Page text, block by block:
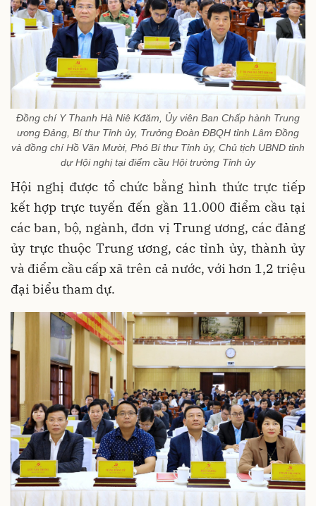
Đồng chí Y Thanh Hà Niê Kđăm, Ủy viên Ban Chấp hành Trung
ương Đảng, Bí thư Tỉnh ủy, Trưởng Đoàn ĐBQH tỉnh Lâm Đồng
và đồng chí Hồ Văn Mười, Phó Bí thư Tỉnh ủy, Chủ tịch UBND tỉnh
dự Hội nghị tại điểm cầu Hội trường Tỉnh ủy
Hội nghị được tổ chức bằng hình thức trực tiếp
kết hợp trực tuyến đến gần 11.000 điểm cầu tại
các ban, bộ, ngành, đơn vị Trung ương, các đảng
ủy trực thuộc Trung ương, các tỉnh ủy, thành ủy
và điểm cầu cấp xã trên cả nước, với hơn 1,2 triệu
đại biểu tham dự.